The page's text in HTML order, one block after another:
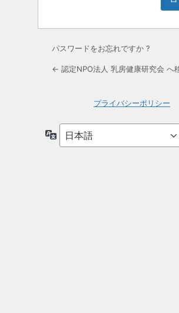
パスワードをお忘れですか ?
← 認定NPO法人 乳房健康研究会 へ
プライバシーポリシー
語